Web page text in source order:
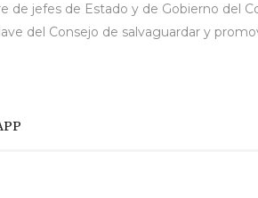
de jefes de Estado y de Gobierno
del Consejo de salvaguardar y